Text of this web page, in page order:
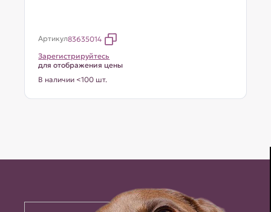
Артикул83635014
Зарегистрируйтесь
для отображения цены
В наличии <100 шт.